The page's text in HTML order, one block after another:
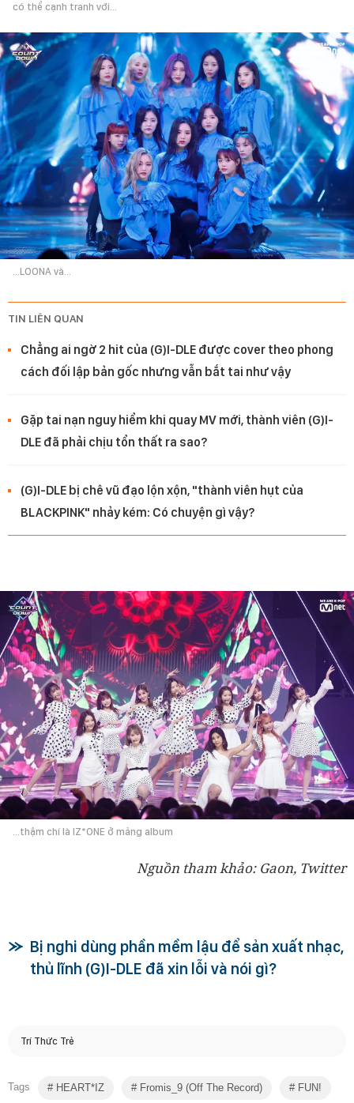
có thể cạnh tranh với...
...LOONA và...
TIN LIÊN QUAN
Chẳng ai ngờ 2 hit của (G)I-DLE được cover theo phong
cách đối lập bản gốc nhưng vẫn bắt tai như vậy
Gặp tai nạn nguy hiểm khi quay MV mới, thành viên (G)I-
DLE đã phải chịu tổn thất ra sao?
(G)I-DLE bị chê vũ đạo lộn xộn, "thành viên hụt của
BLACKPINK" nhảy kém: Có chuyện gì vậy?
...thậm chí là IZ*ONE ở mảng album
Nguồn tham khảo: Gaon, Twitter
Bị nghi dùng phần mềm lậu để sản xuất nhạc,
thủ lĩnh (G)I-DLE đã xin lỗi và nói gì?
Trí Thức Trẻ
Tags HEART*IZ Fromis_9 (Off The Record) FUN!